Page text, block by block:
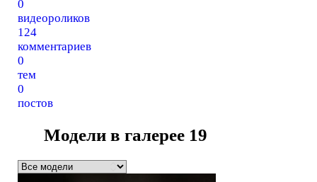
0
видеороликов
124
комментариев
0
тем
0
постов
Модели в галерее 19